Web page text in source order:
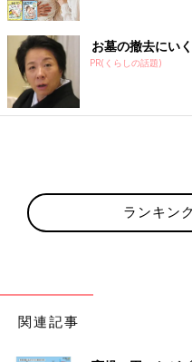
お墓の撤去にい
PR(くらしの話題)
ランキン
関連記事